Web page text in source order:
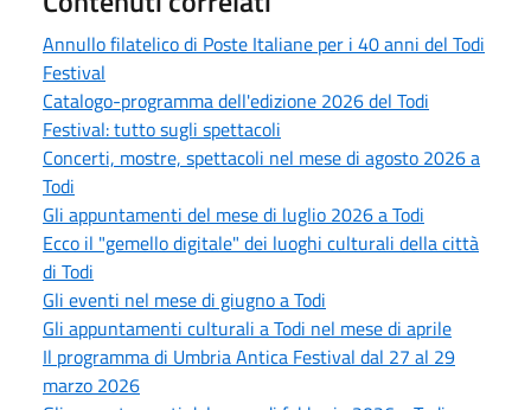
Annullo filatelico di Poste Italiane per i 40 anni del Todi
Festival
Catalogo-programma dell'edizione 2026 del Todi
Festival: tutto sugli spettacoli
Concerti, mostre, spettacoli nel mese di agosto 2026 a
Todi
Gli appuntamenti del mese di luglio 2026 a Todi
Ecco il "gemello digitale" dei luoghi culturali della città
di Todi
Gli eventi nel mese di giugno a Todi
Gli appuntamenti culturali a Todi nel mese di aprile
Il programma di Umbria Antica Festival dal 27 al 29
marzo 2026